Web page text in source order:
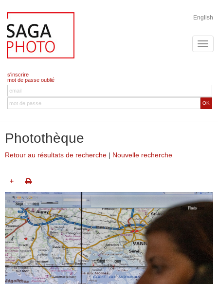
English
s'inscrire
mot de passe oublié
OK
Photothèque
Retour au résultats de recherche | Nouvelle recherche
+